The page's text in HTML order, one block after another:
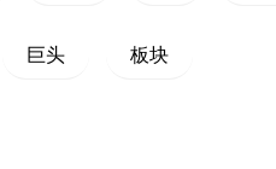
巨头 板块